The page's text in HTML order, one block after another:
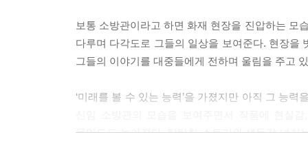
보통 소방관이라고 하면 화재 현장을 진압하는 모
다루며 다각도로 그들의 일상을 보여준다. 현장을
그들의 이야기를 대중들에게 전하며 울림을 주고
‘미래를 볼 수 있는 능력’을 가졌지만 아직 그 능
몰입도도 높아졌다. 탄탄한 스토리와 생동감 넘치